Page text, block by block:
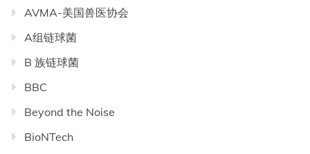
AVMA-美国兽医协会
A组链球菌
B 族链球菌
BBC
Beyond the Noise
BioNTech